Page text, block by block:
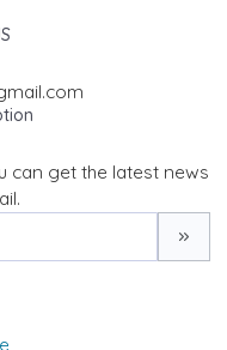
can get the latest news